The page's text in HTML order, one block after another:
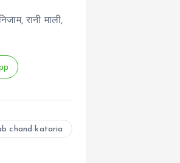
रानी माली,
chand kataria